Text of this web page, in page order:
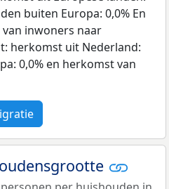
buiten Europa: 0,0% En
inwoners naar
herkomst uit Nederland:
0,0% en herkomst van